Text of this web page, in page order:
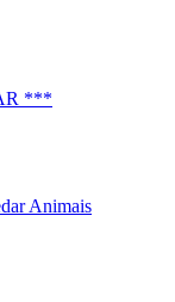
***
Animais